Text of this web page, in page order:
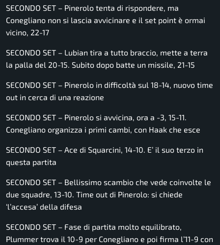
SECONDO SET – Pinerolo tenta di rispondere, ma
Conegliano non si lascia avvicinare e il set point è ormai
vicino, 22-17
SECONDO SET – Lubian tira a tutto braccio, mette a terra
la palla del 20-15. Subito dopo batte un missile, 21-15
SECONDO SET – Pinerolo in difficoltà sul 18-14, nuovo time
out in cerca di una reazione
SECONDO SET – Pinerolo si avvicina, ora a -3, 15-11.
Conegliano organizza i primi cambi, con Haak che esce
SECONDO SET – Ace di Squarcini, 14-10. E’ il suo terzo in
questa partita
SECONDO SET – Bellissimo scambio che vede coinvolte le
due squadre, 13-10. Time out di Pinerolo: si chiede
‘l’accesa’ della difesa
SECONDO SET – Fase di partita molto equilibrato,
Plummer trova il 10-9 per Conegliano e poi firma l’11-9 con